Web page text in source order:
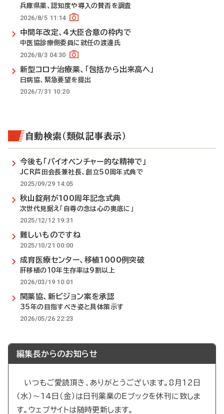
兵庫県薬、認知度や導入の賛否を調査
2026/8/5 11:14
中間年改定、4大臣合意の枠内で
中医協診療側委員に就任の渡邊氏
2026/8/3 04:30
新型コロナ治療薬、「包括から出来高へ」
日病協、緊急要望を提出
2026/7/31 10:20
自動検索（類似記事表示）
今後も「バイオベンチャー的な精神で」
JCR芦田会長兼社長、創立50周年式典で
2025/09/29 14:05
秋山錠剤が100周年記念式典
次世代見据え「自尊の念は心の奥底に」
2025/12/12 19:31
難しいものですね
2025/10/21 00:00
成育医療センター、移植1000例突破
肝移植の10年生存率は9割以上
2026/03/19 10:01
関薬協、新ビジョン案を承認
35年の目指すべき姿と具体策示す
2026/05/26 22:23
編集長からのお知らせ
いつもご愛読頂き、ありがとうございます。8月12日
（水）～14日（金）は日刊薬業のEブックを休刊に致しま
す。ウェブサイトは随時更新します。